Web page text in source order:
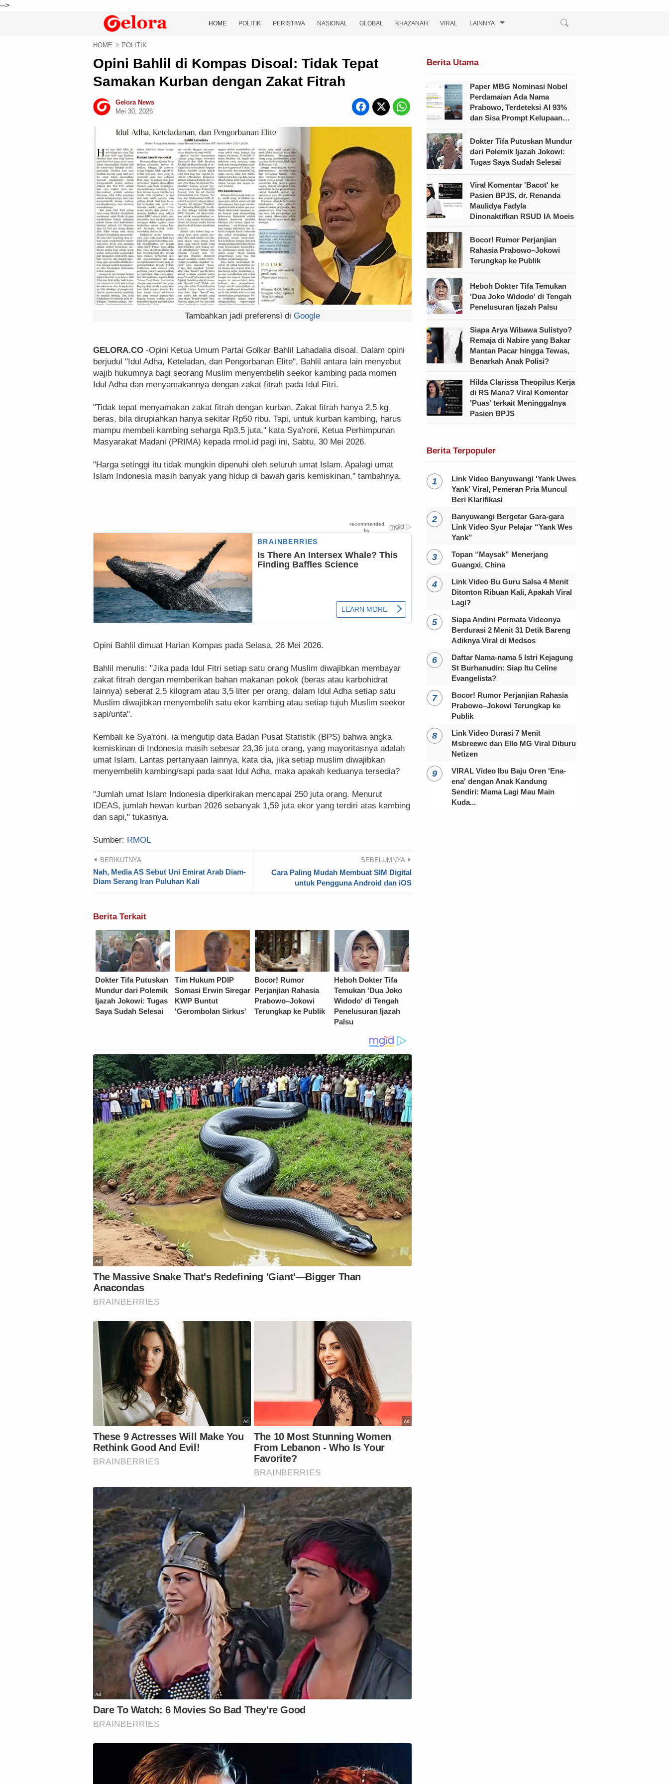
-->
HOME POLITIK PERISTIWA NASIONAL GLOBAL KHAZANAH VIRAL LAINNYA
HOME POLITIK
Opini Bahlil di Kompas Disoal: Tidak Tepat
Samakan Kurban dengan Zakat Fitrah
Gelora News
Mei 30, 2026
Tambahkan jadi preferensi di Google
GELORA.CO -Opini Ketua Umum Partai Golkar Bahlil Lahadalia disoal. Dalam opini
berjudul "Idul Adha, Keteladan, dan Pengorbanan Elite", Bahlil antara lain menyebut
wajib hukumnya bagi seorang Muslim menyembelih seekor kambing pada momen
Idul Adha dan menyamakannya dengan zakat fitrah pada Idul Fitri.
"Tidak tepat menyamakan zakat fitrah dengan kurban. Zakat fitrah hanya 2,5 kg
beras, bila dirupiahkan hanya sekitar Rp50 ribu. Tapi, untuk kurban kambing, harus
mampu membeli kambing seharga Rp3,5 juta," kata Sya'roni, Ketua Perhimpunan
Masyarakat Madani (PRIMA) kepada rmol.id pagi ini, Sabtu, 30 Mei 2026.
"Harga setinggi itu tidak mungkin dipenuhi oleh seluruh umat Islam. Apalagi umat
Islam Indonesia masih banyak yang hidup di bawah garis kemiskinan," tambahnya.
Opini Bahlil dimuat Harian Kompas pada Selasa, 26 Mei 2026.
Bahlil menulis: "Jika pada Idul Fitri setiap satu orang Muslim diwajibkan membayar
zakat fitrah dengan memberikan bahan makanan pokok (beras atau karbohidrat
lainnya) seberat 2,5 kilogram atau 3,5 liter per orang, dalam Idul Adha setiap satu
Muslim diwajibkan menyembelih satu ekor kambing atau setiap tujuh Muslim seekor
sapi/unta".
Kembali ke Sya'roni, ia mengutip data Badan Pusat Statistik (BPS) bahwa angka
kemiskinan di Indonesia masih sebesar 23,36 juta orang, yang mayoritasnya adalah
umat Islam. Lantas pertanyaan lainnya, kata dia, jika setiap muslim diwajibkan
menyembelih kambing/sapi pada saat Idul Adha, maka apakah keduanya tersedia?
"Jumlah umat Islam Indonesia diperkirakan mencapai 250 juta orang. Menurut
IDEAS, jumlah hewan kurban 2026 sebanyak 1,59 juta ekor yang terdiri atas kambing
dan sapi," tukasnya.
Sumber: RMOL
BERIKUTNYA
Nah, Media AS Sebut Uni Emirat Arab Diam-
Diam Serang Iran Puluhan Kali
SEBELUMNYA
Cara Paling Mudah Membuat SIM Digital
untuk Pengguna Android dan iOS
Berita Terkait
Dokter Tifa Putuskan
Mundur dari Polemik
Ijazah Jokowi: Tugas
Saya Sudah Selesai
Tim Hukum PDIP
Somasi Erwin Siregar
KWP Buntut
'Gerombolan Sirkus'
Bocor! Rumor
Perjanjian Rahasia
Prabowo–Jokowi
Terungkap ke Publik
Heboh Dokter Tifa
Temukan 'Dua Joko
Widodo' di Tengah
Penelusuran Ijazah
Palsu
Berita Utama
Paper MBG Nominasi Nobel
Perdamaian Ada Nama
Prabowo, Terdeteksi AI 93%
dan Sisa Prompt Kelupaan
Dokter Tifa Putuskan Mundur
dari Polemik Ijazah Jokowi:
Tugas Saya Sudah Selesai
Viral Komentar 'Bacot' ke
Pasien BPJS, dr. Renanda
Maulidya Fadyla
Dinonaktifkan RSUD IA Moeis
Bocor! Rumor Perjanjian
Rahasia Prabowo–Jokowi
Terungkap ke Publik
Heboh Dokter Tifa Temukan
'Dua Joko Widodo' di Tengah
Penelusuran Ijazah Palsu
Siapa Arya Wibawa Sulistyo?
Remaja di Nabire yang Bakar
Mantan Pacar hingga Tewas,
Benarkah Anak Polisi?
Hilda Clarissa Theopilus Kerja
di RS Mana? Viral Komentar
'Puas' terkait Meninggalnya
Pasien BPJS
Berita Terpopuler
Link Video Banyuwangi 'Yank Uwes
Yank' Viral, Pemeran Pria Muncul
Beri Klarifikasi
Banyuwangi Bergetar Gara-gara
Link Video Syur Pelajar “Yank Wes
Yank”
Topan “Maysak” Menerjang
Guangxi, China
Link Video Bu Guru Salsa 4 Menit
Ditonton Ribuan Kali, Apakah Viral
Lagi?
Siapa Andini Permata Videonya
Berdurasi 2 Menit 31 Detik Bareng
Adiknya Viral di Medsos
Daftar Nama-nama 5 Istri Kejagung
St Burhanudin: Siap Itu Celine
Evangelista?
Bocor! Rumor Perjanjian Rahasia
Prabowo–Jokowi Terungkap ke
Publik
Link Video Durasi 7 Menit
Msbreewc dan Ello MG Viral Diburu
Netizen
VIRAL Video Ibu Baju Oren 'Ena-
ena' dengan Anak Kandung
Sendiri: Mama Lagi Mau Main
Kuda...